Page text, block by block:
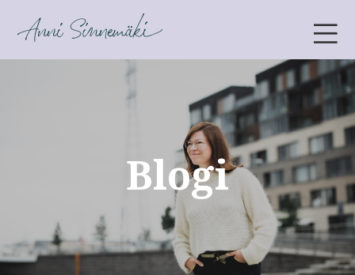
ANNI SINNEMÄKI
Blogi